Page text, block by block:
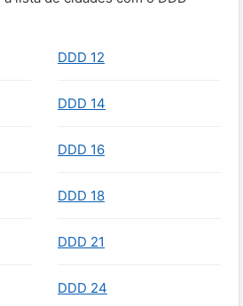
DDD 12
DDD 14
DDD 16
DDD 18
DDD 21
DDD 24